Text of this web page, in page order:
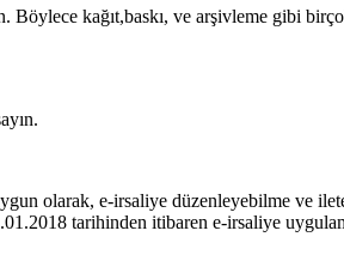
kağıt,baskı, ve arşivleme gibi
olarak, e-irsaliye düzenleyebilme ve
tarihinden itibaren e-irsaliye